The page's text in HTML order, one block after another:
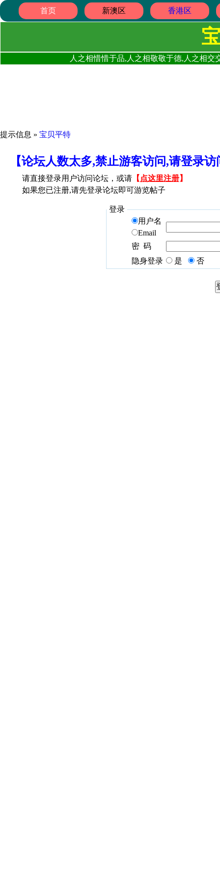
首页 新澳区 香港区
人之相惜惜于品,人之相敬敬于德,人之相
提示信息 » 宝贝平特
【论坛人数太多,禁止游客访问,请登录
请直接登录用户访问论坛，或请 【 点这里注册】
如果您已注册,请先登录论坛即可游览帖子
登录
用户名
Email
密 码
隐身登录
是 否